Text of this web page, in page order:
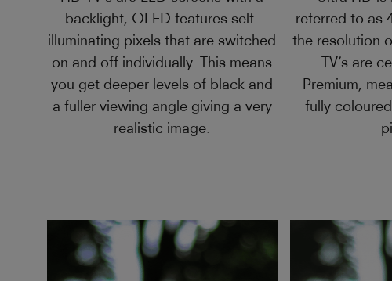
backlight, OLED features self-
illuminating pixels that are switched
on and off individually. This means
you get deeper levels of black and
a fuller viewing angle giving a very
realistic image.
referred to as
the resolution
TV’s are
Premium,
fully